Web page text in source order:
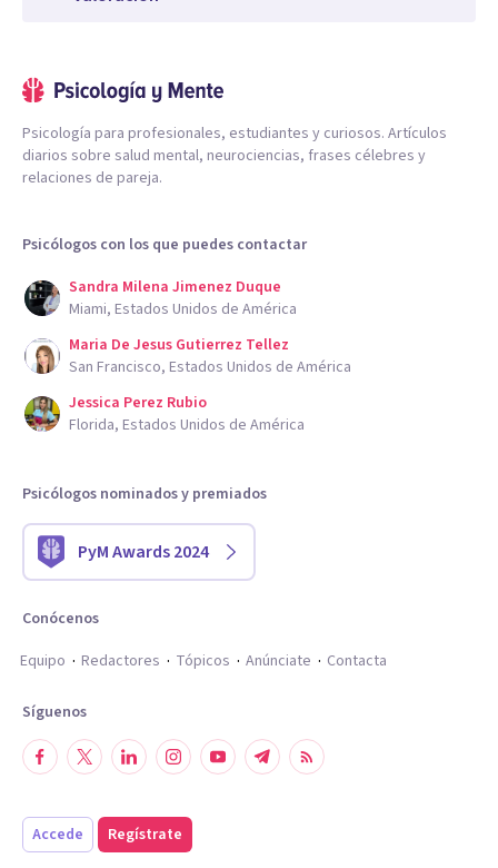
Psicología para profesionales, estudiantes y curiosos. Artículos
diarios sobre salud mental, neurociencias, frases célebres y
relaciones de pareja.
Psicólogos con los que puedes contactar
Sandra Milena Jimenez Duque
Miami, Estados Unidos de América
Maria De Jesus Gutierrez Tellez
San Francisco, Estados Unidos de América
Jessica Perez Rubio
Florida, Estados Unidos de América
Psicólogos nominados y premiados
PyM Awards 2024
Conócenos
Equipo
Redactores Tópicos Anúnciate Contacta
Síguenos
Accede Regístrate